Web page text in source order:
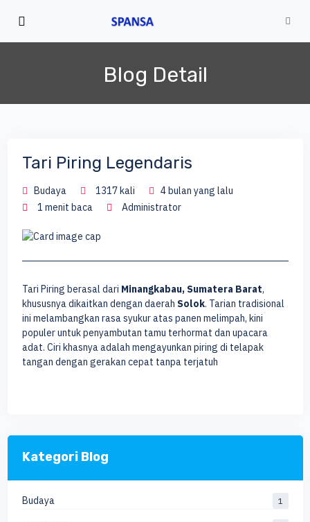
Blog Detail
Tari Piring Legendaris
Budaya 1317 kali
4 bulan yang lalu
1 menit baca
Administrator
Tari Piring berasal dari Minangkabau, Sumatera Barat,
khususnya dikaitkan dengan daerah Solok. Tarian tradisional
ini melambangkan rasa syukur atas panen melimpah, kini
populer untuk penyambutan tamu terhormat dan upacara
adat. Ciri khasnya adalah mengayunkan piring di telapak
tangan dengan gerakan cepat tanpa terjatuh
Kategori Blog
Budaya 1